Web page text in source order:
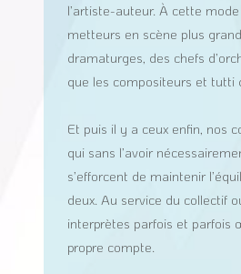
l’artiste-auteur. À cette
metteurs en scène plus
dramaturges, des chefs
que les compositeurs et tutti
Et puis il y a ceux enfin, nos
qui sans l’avoir
s’efforcent de maintenir
deux. Au service du collectif
interprètes parfois et parfois
propre compte.